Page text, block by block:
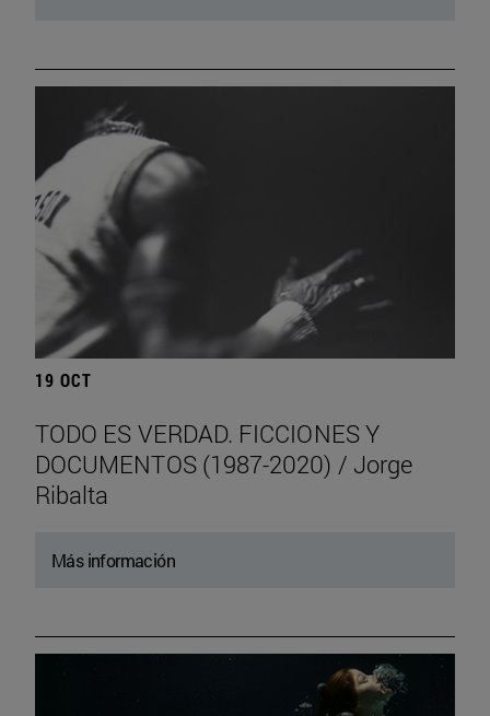
19 OCT
TODO ES VERDAD. FICCIONES Y
DOCUMENTOS (1987-2020) / Jorge
Ribalta
Más información